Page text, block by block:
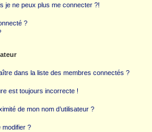
je ne peux plus me connecter ?!
?
dans la liste des membres connectés ?
est toujours incorrecte !
de mon nom d’utilisateur ?
modifier ?